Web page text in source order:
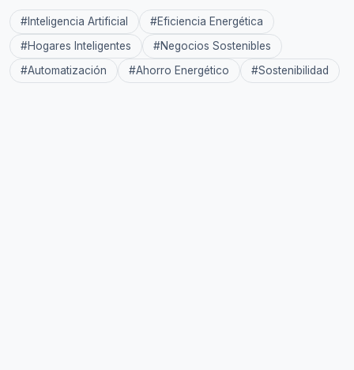
#Inteligencia Artificial #Eficiencia Energética
#Hogares Inteligentes #Negocios Sostenibles
#Automatización #Ahorro Energético #Sostenibilidad